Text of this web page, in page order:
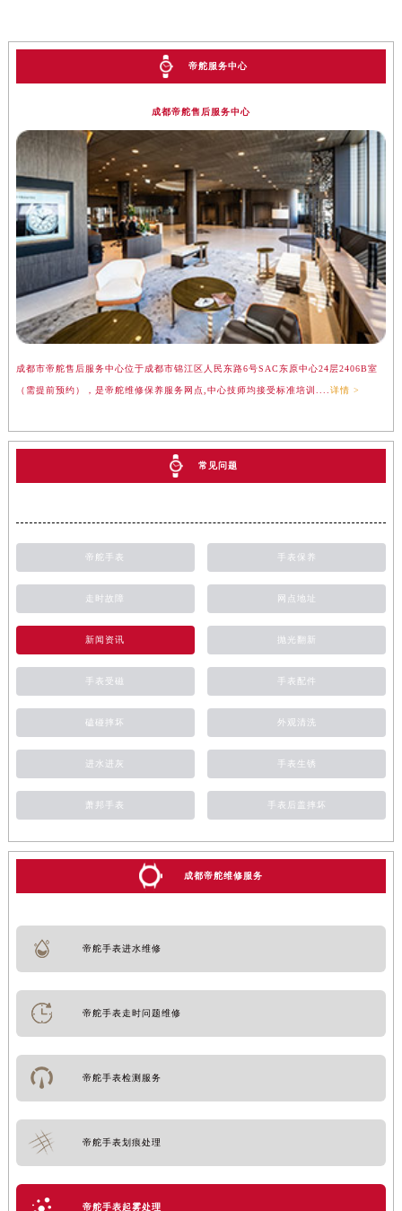
帝舵服务中心
成都帝舵售后服务中心
成都市帝舵售后服务中心位于成都市锦江区人民东路6号SAC东原中心24层2406B室
（需提前预约），是帝舵维修保养服务网点,中心技师均接受标准培训....详情 >
常见问题
帝舵手表 手表保养
走时故障 网点地址
新闻资讯 抛光翻新
手表受磁 手表配件
磕碰摔坏 外观清洗
进水进灰 手表生锈
萧邦手表 手表后盖摔坏
成都帝舵维修服务
帝舵手表进水维修
帝舵手表走时问题维修
帝舵手表检测服务
帝舵手表划痕处理
帝舵手表起雾处理